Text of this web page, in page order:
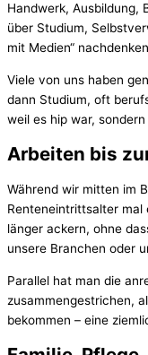
Handwerk, Ausbildung,
über Studium,
mit Medien“
Viele von uns haben
dann Studium, oft
weil es hip war,
Arbeiten bis
Während wir mitten im
Renteneintrittsalter mal
länger ackern, ohne
unsere Branchen oder
Parallel hat man die
zusammengestrichen,
bekommen – eine